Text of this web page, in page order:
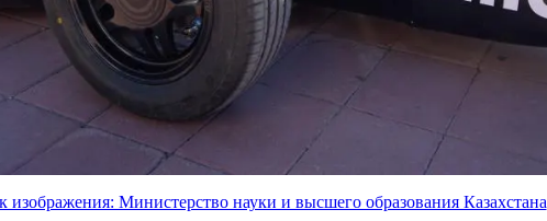
изображения: Министерство науки и высшего образования Казахстана